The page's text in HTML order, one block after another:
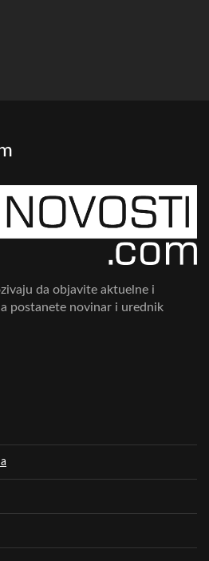
da objavite aktuelne i
postanete novinar i urednik